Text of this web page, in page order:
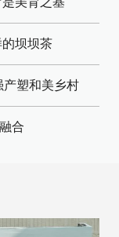
的坝坝茶
产塑和美乡村
合